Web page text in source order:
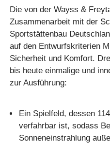
Die von der Wayss &
Zusammenarbeit mit der
Sportstättenbau
auf den Entwurfskriterien
Sicherheit und Komfort.
bis heute einmalige und
zur Ausführung:
Ein Spielfeld, dessen
verfahrbar ist, sodass
Sonneneinstrahlung